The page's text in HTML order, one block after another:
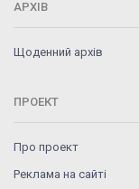
АРХІВ
Щоденний архів
ПРОЕКТ
Про проект
Реклама на сайті